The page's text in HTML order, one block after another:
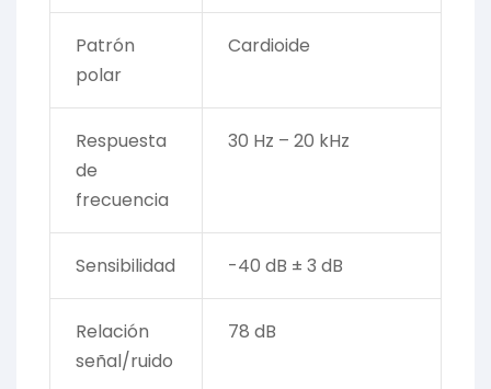
Patrón
polar
Cardioide
Respuesta
de
frecuencia
30 Hz – 20 kHz
Sensibilidad -40 dB ± 3 dB
Relación
señal/ruido
78 dB